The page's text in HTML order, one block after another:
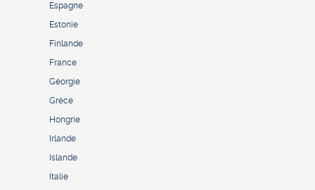
Espagne
Estonie
Finlande
France
Géorgie
Grèce
Hongrie
Irlande
Islande
Italie